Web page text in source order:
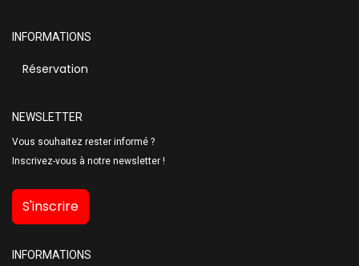
INFORMATIONS
Réservation
NEWSLETTER
Vous souhaitez rester informé ?
Inscrivez-vous à notre newsletter !
S'inscrire
INFORMATIONS